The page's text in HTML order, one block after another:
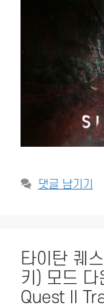
댓글 남기기
타이탄 퀘
키) 모드
Quest II